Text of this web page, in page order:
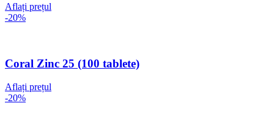
Aflați prețul
-20%
Coral Zinc 25 (100 tablete)
Aflați prețul
-20%